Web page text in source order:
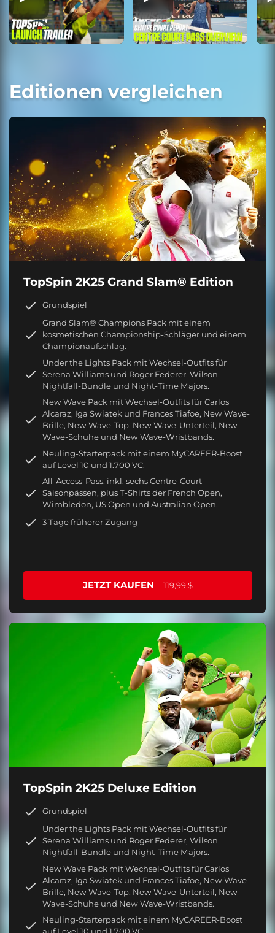
Editionen vergleichen
TopSpin 2K25 Grand Slam® Edition
Grundspiel
Grand Slam® Champions Pack mit einem
kosmetischen Championship-Schläger und einem
Championaufschlag.
Under the Lights Pack mit Wechsel-Outfits für
Serena Williams und Roger Federer, Wilson
Nightfall-Bundle und Night-Time Majors.
New Wave Pack mit Wechsel-Outfits für Carlos
Alcaraz, Iga Swiatek und Frances Tiafoe, New Wave-
Brille, New Wave-Top, New Wave-Unterteil, New
Wave-Schuhe und New Wave-Wristbands.
Neuling-Starterpack mit einem MyCAREER-Boost
auf Level 10 und 1.700 VC.
All-Access-Pass, inkl. sechs Centre-Court-
Saisonpässen, plus T-Shirts der French Open,
Wimbledon, US Open und Australian Open.
3 Tage früherer Zugang
JETZT KAUFEN 119,99 $
TopSpin 2K25 Deluxe Edition
Grundspiel
Under the Lights Pack mit Wechsel-Outfits für
Serena Williams und Roger Federer, Wilson
Nightfall-Bundle und Night-Time Majors.
New Wave Pack mit Wechsel-Outfits für Carlos
Alcaraz, Iga Swiatek und Frances Tiafoe, New Wave-
Brille, New Wave-Top, New Wave-Unterteil, New
Wave-Schuhe und New Wave-Wristbands.
Neuling-Starterpack mit einem MyCAREER-Boost